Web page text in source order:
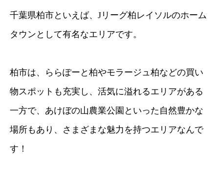
千葉県柏市といえば、Jリーグ柏レイソルのホーム
タウンとして有名なエリアです。
柏市は、ららぽーと柏やモラージュ柏などの買い
物スポットも充実し、活気に溢れるエリアがある
一方で、あけぼの山農業公園といった自然豊かな
場所もあり、さまざまな魅力を持つエリアなんで
す！